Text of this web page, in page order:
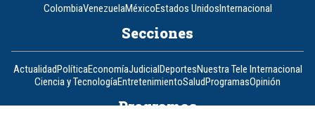
ColombiaVenezuelaMéxicoEstados UnidosInternacional
Secciones
ActualidadPolíticaEconomíaJudicialDeportesNuestra Tele Internacional
Ciencia y TecnologíaEntretenimientoSaludProgramasOpinión
Programas